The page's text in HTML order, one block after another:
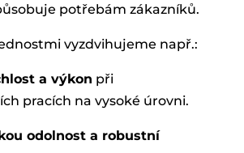
potřebám zákazníků.
vyzdvihujeme např.:
a výkon při
pracích na vysoké úrovni.
odolnost a robustní